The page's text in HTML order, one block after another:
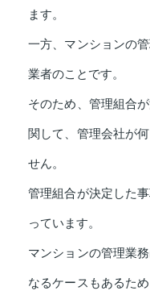
ます。
一方、マンションの
業者のことです。
そのため、管理組合
関して、管理会社が
せん。
管理組合が決定した
っています。
マンションの管理業
なるケースもあるた